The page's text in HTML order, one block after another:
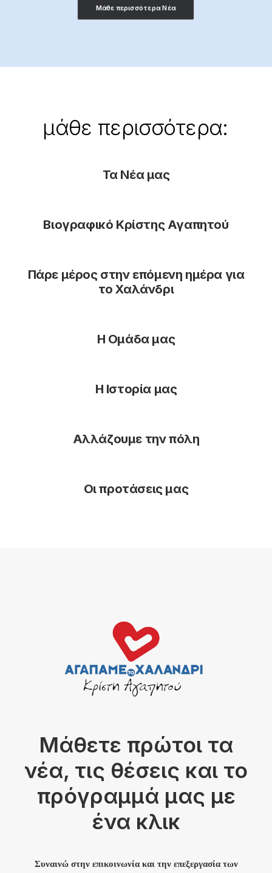
Μάθε περισσότερα Νέα
μάθε περισσότερα:
Τα Νέα μας
Βιογραφικό Κρίστης Αγαπητού
Πάρε μέρος στην επόμενη ημέρα για
το Χαλάνδρι
Η Ομάδα μας
Η Ιστορία μας
Αλλάζουμε την πόλη
Οι προτάσεις μας
Μάθετε πρώτοι τα
νέα, τις θέσεις και το
πρόγραμμά μας με
ένα κλικ
Συναινώ στην επικοινωνία και την επεξεργασία των